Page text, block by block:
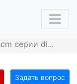
серии di...
Задать вопрос